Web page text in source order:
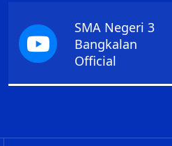
SMA Negeri 3
Bangkalan
Official